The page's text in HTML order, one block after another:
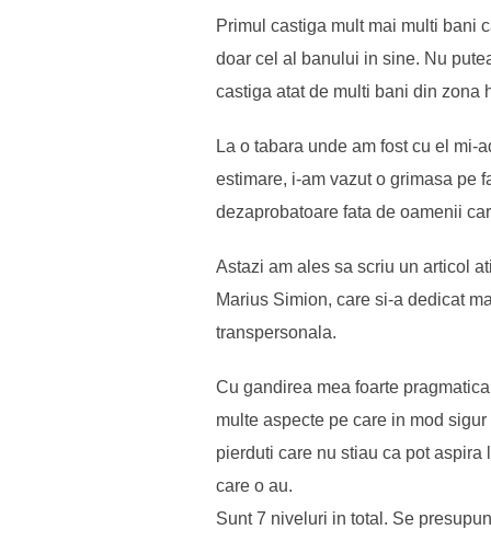
Primul castiga mult mai multi bani
doar cel al banului in sine. Nu
castiga atat de multi bani din zona
La o tabara unde am fost cu el
estimare, i-am vazut o grimasa pe
dezaprobatoare fata de oamenii
Astazi am ales sa scriu un articol
Marius Simion, care si-a dedicat
transpersonala.
Cu gandirea mea foarte
multe aspecte pe care in mod
pierduti care nu stiau ca pot
care o au.
Sunt 7 niveluri in total. Se